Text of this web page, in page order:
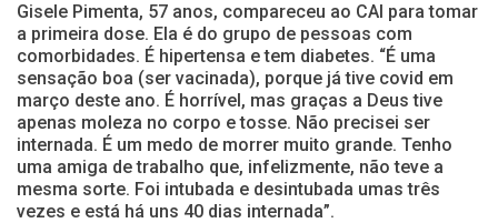
Gisele Pimenta, 57 anos, compareceu ao CAI para tomar
a primeira dose. Ela é do grupo de pessoas com
comorbidades. É hipertensa e tem diabetes. “É uma
sensação boa (ser vacinada), porque já tive covid em
março deste ano. É horrível, mas graças a Deus tive
apenas moleza no corpo e tosse. Não precisei ser
internada. É um medo de morrer muito grande. Tenho
uma amiga de trabalho que, infelizmente, não teve a
mesma sorte. Foi intubada e desintubada umas três
vezes e está há uns 40 dias internada”.